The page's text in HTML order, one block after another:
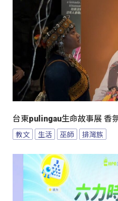
台東pulingau生命故事展 香
教文 生活 巫師 排灣族